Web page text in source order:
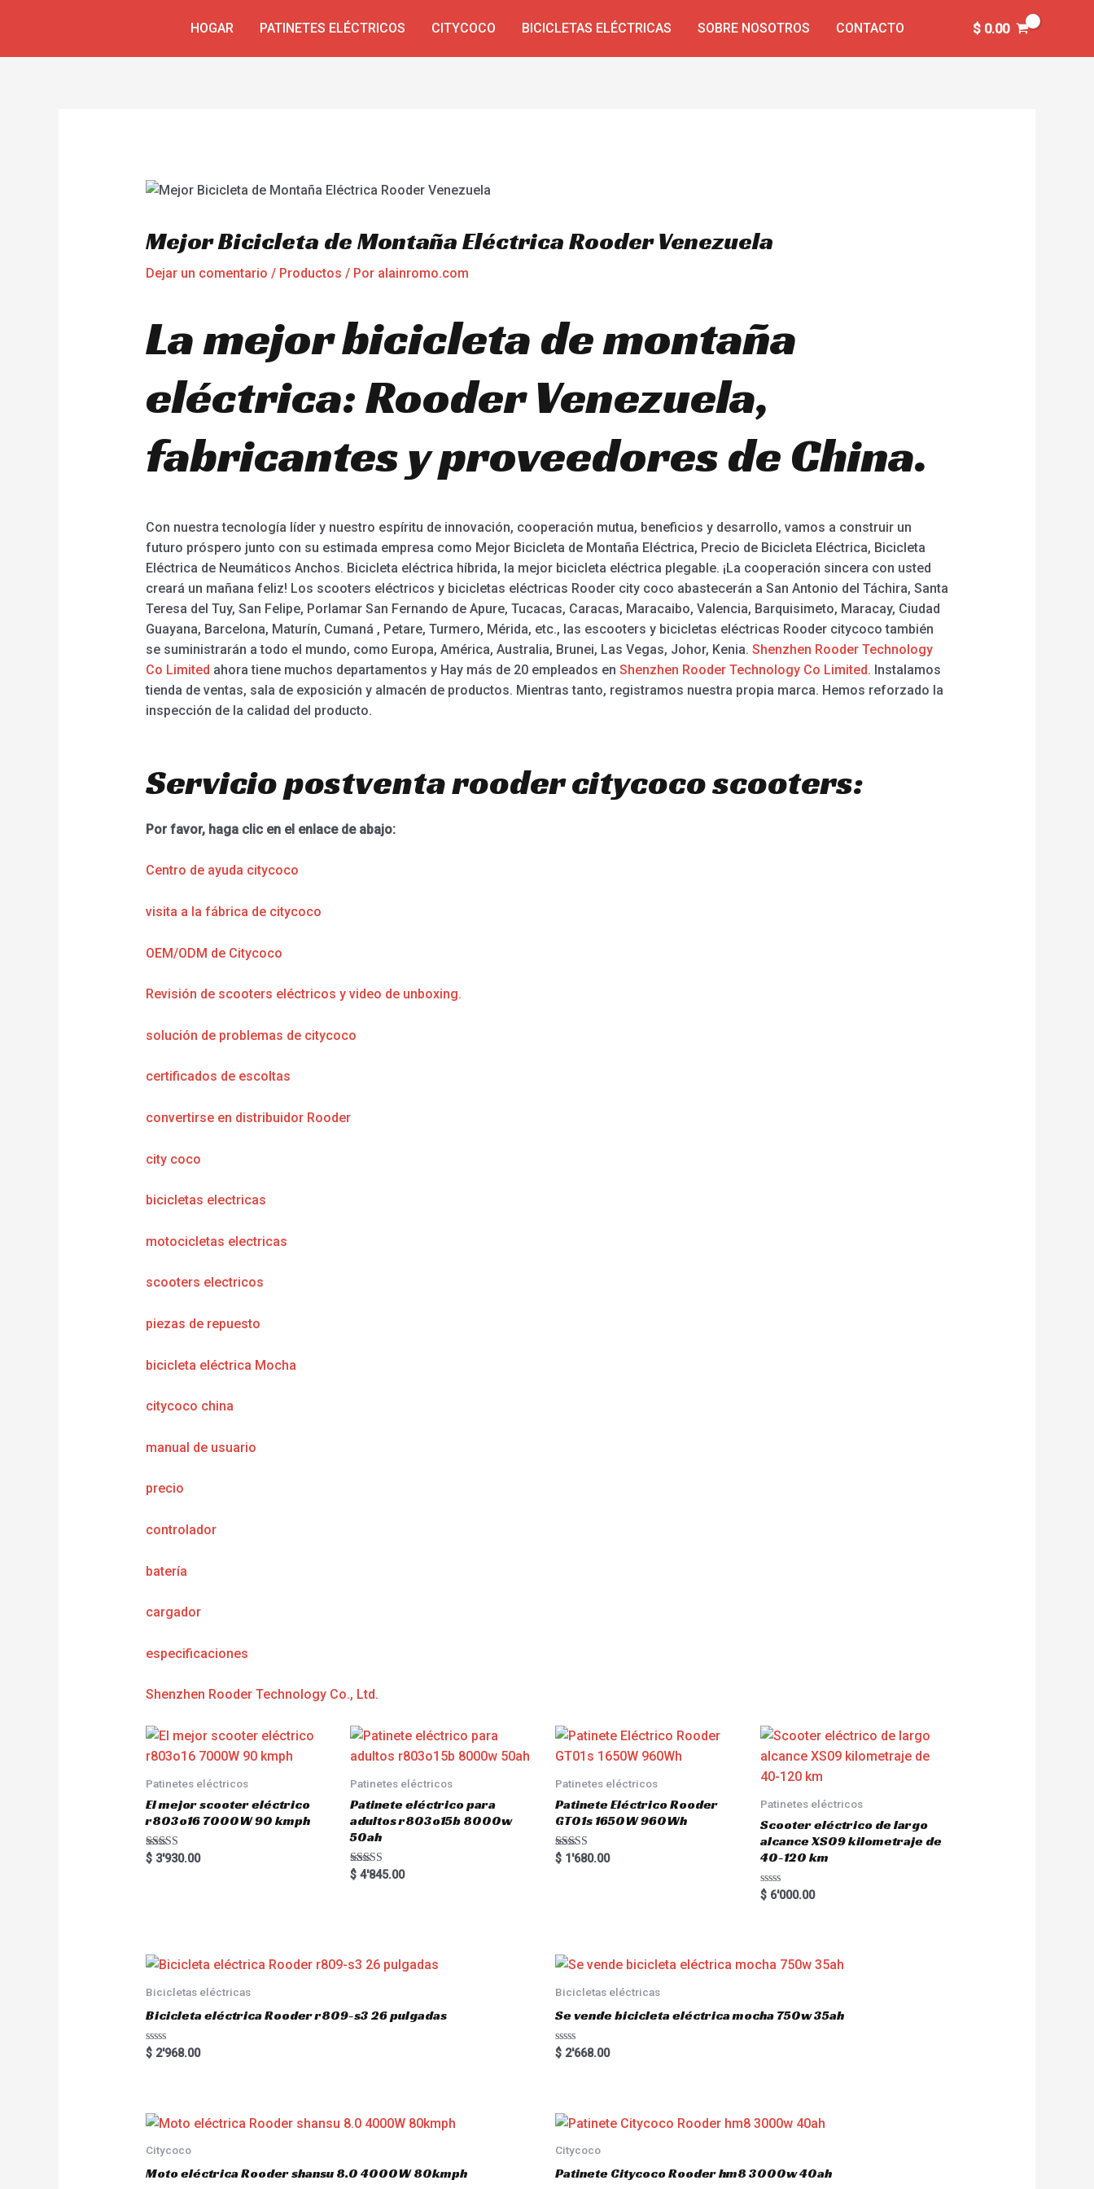
HOGAR PATINETES ELÉCTRICOS CITYCOCO BICICLETAS ELÉCTRICAS SOBRE NOSOTROS CONTACTO $0.00
Mejor Bicicleta de Montaña Eléctrica Rooder Venezuela
Dejar un comentario / Productos / Por alainromo.com
La mejor bicicleta de montaña
eléctrica: Rooder Venezuela,
fabricantes y proveedores de China.
Con nuestra tecnología líder y nuestro espíritu de innovación, cooperación mutua, beneficios y desarrollo, vamos a construir un
futuro próspero junto con su estimada empresa como Mejor Bicicleta de Montaña Eléctrica, Precio de Bicicleta Eléctrica, Bicicleta
Eléctrica de Neumáticos Anchos. Bicicleta eléctrica híbrida, la mejor bicicleta eléctrica plegable. ¡La cooperación sincera con usted
creará un mañana feliz! Los scooters eléctricos y bicicletas eléctricas Rooder city coco abastecerán a San Antonio del Táchira, Santa
Teresa del Tuy, San Felipe, Porlamar San Fernando de Apure, Tucacas, Caracas, Maracaibo, Valencia, Barquisimeto, Maracay, Ciudad
Guayana, Barcelona, Maturín, Cumaná , Petare, Turmero, Mérida, etc., las escooters y bicicletas eléctricas Rooder citycoco también
se suministrarán a todo el mundo, como Europa, América, Australia, Brunei, Las Vegas, Johor, Kenia. Shenzhen Rooder Technology
Co Limited ahora tiene muchos departamentos y Hay más de 20 empleados en Shenzhen Rooder Technology Co Limited. Instalamos
tienda de ventas, sala de exposición y almacén de productos. Mientras tanto, registramos nuestra propia marca. Hemos reforzado la
inspección de la calidad del producto.
Servicio postventa rooder citycoco scooters:
Por favor, haga clic en el enlace de abajo:
Centro de ayuda citycoco
visita a la fábrica de citycoco
OEM/ODM de Citycoco
Revisión de scooters eléctricos y video de unboxing.
solución de problemas de citycoco
certificados de escoltas
convertirse en distribuidor Rooder
city coco
bicicletas electricas
motocicletas electricas
scooters electricos
piezas de repuesto
bicicleta eléctrica Mocha
citycoco china
manual de usuario
precio
controlador
batería
cargador
especificaciones
Shenzhen Rooder Technology Co., Ltd.
Patinetes eléctricos
El mejor scooter eléctrico
r803o16 7000W 90 kmph
Rated
5.00
$3'930.00
Patinetes eléctricos
Patinete eléctrico para
adultos r803o15b 8000w
50ah
Rated
5.00
$ 4'845.00
Patinetes eléctricos
Patinete Eléctrico Rooder
GT01s 1650W 960Wh
Rated
5.00
$ 1'680.00
Patinetes eléctricos
Scooter eléctrico de largo
alcance XS09 kilometraje de
40-120 km
R
a
o
u
5
$6'000.00
Bicicletas eléctricas
Bicicleta eléctrica Rooder r809-s3 26 pulgadas
R
a
o
u
o
f
5
$2'968.00
Bicicletas eléctricas
Se vende bicicleta eléctrica mocha 750w 35ah
R
a
o
u
o
f
5
$ 2'668.00
Citycoco
Moto eléctrica Rooder shansu 8.0 4000W 80kmph
Citycoco
Patinete Citycoco Rooder hm8 3000w 40ah